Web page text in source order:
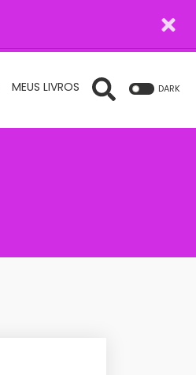
MEUS LIVROS DARK